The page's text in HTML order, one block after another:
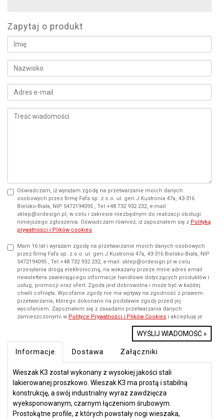
Zapytaj o produkt
Oświadczam, iż wyrażam zgodę na przetwarzanie moich danych
osobowych przez firmę Fafa sp. z o.o. ul. gen.J.Kustronia 47a, 43-316
Bielsko-Biała, NIP 5472194095 , Tel.+48 732 932 232, e-mail:
sklep@ordesign.pl, w celu i zakresie niezbędnym do realizacji obsługi
niniejszego zgłoszenia. Oświadczam również, iż zapoznałem się z Polityką
prywatności i Plików cookies
Mam 16 lat i wyrażam zgodę na przetwarzanie moich danych osobowych
przez firmę Fafa sp. z o.o. ul. gen.J.Kustronia 47a, 43-316 Bielsko-Biała, NIP
5472194095 , Tel.+48 732 932 232, e-mail: sklep@ordesign.pl w celu
przesyłania drogą elektroniczną, na wskazany przeze mnie adres email
newslettera zawierającego informacje handlowe dotyczących produktów i
usług, promocji oraz ofert. Zgoda jest dobrowolna i może być w każdej
chwili cofnięta. Wycofanie zgody nie ma wpływy na zgodność z prawem
przetwarzania, którego dokonano na podstawie zgody przed jej
wycofaniem. Zapoznałem się z zasadami przetwarzania danych
zamieszczonymi w Polityce Prywatności i Plików Cookies i akceptuję je
WYŚLIJ WIADOMOŚĆ »
Informacje Dostawa Załączniki
Wieszak K3 został wykonany z wysokiej jakości stali
lakierowanej proszkowo. Wieszak K3 ma prostą i stabilną
konstrukcję, a swój industrialny wyraz zawdzięcza
wyeksponowanym, czarnym łączeniom śrubowym.
Prostokątne profile, z których powstały nogi wieszaka,